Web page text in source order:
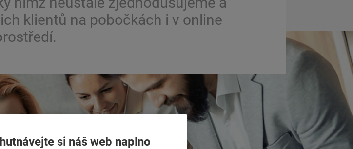
klientů na pobočkách i v online
si náš web naplno